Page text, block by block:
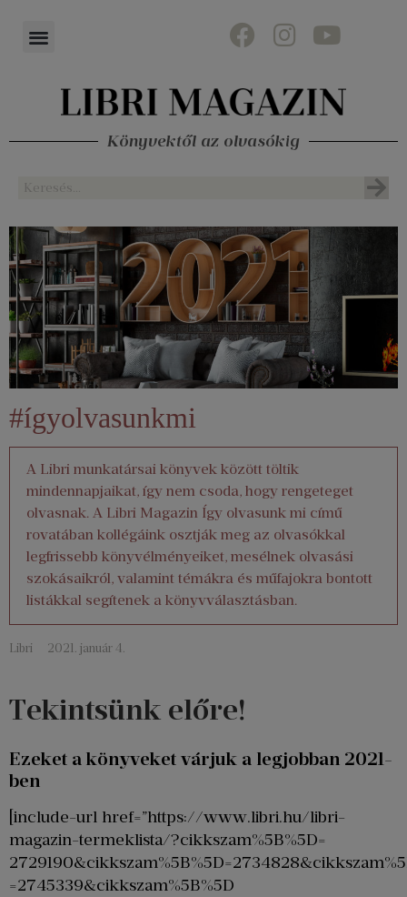
Könyvektől az olvasókig
#ígyolvasunkmi
A Libri munkatársai könyvek között töltik
mindennapjaikat, így nem csoda, hogy rengeteget
olvasnak. A Libri Magazin Így olvasunk mi című
rovatában kollégáink osztják meg az olvasókkal
legfrissebb könyvélményeiket, mesélnek olvasási
szokásaikról, valamint témákra és műfajokra bontott
listákkal segítenek a könyvválasztásban.
Libri 2021. január 4.
Tekintsünk előre!
Ezeket a könyveket várjuk a legjobban 2021-
ben
[include-url href=”https://www.libri.hu/libri-
magazin-termeklista/?cikkszam%5B%5D=
=2745339&cikkszam%5B%5D